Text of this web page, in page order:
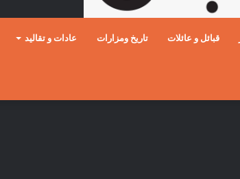
قبائل و عائلات تاريخ ومزارات عادات و تقاليد